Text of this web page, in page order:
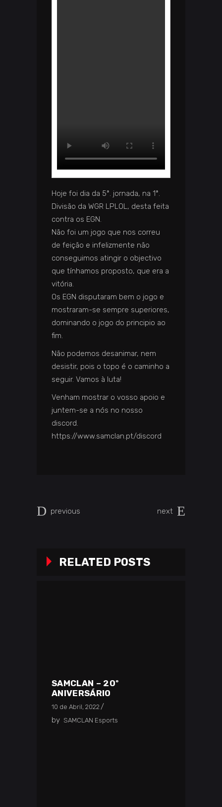
Hoje foi dia da 5ª. jornada, na 1ª.
Divisão da WGR LPLOL, desta feita
contra os EGN.
Não foi um jogo que nos correu
de feição e infelizmente não
conseguimos atingir o objectivo
que tínhamos proposto, que era a
vitória.
Os EGN disputaram bem o jogo e
mostraram-se sempre superiores,
dominando o jogo do principio ao
fim.
Não podemos desanimar, nem
desistir, pois o topo é o caminho a
seguir. Vamos à luta!
Venham mostrar o vosso apoio e
juntem-se a nós no nosso
discord.
https://www.samclan.pt/discord
previous next
RELATED POSTS
SAMCLAN – 20º
ANIVERSÁRIO
10 de Abril, 2022
by SAMCLAN Esports